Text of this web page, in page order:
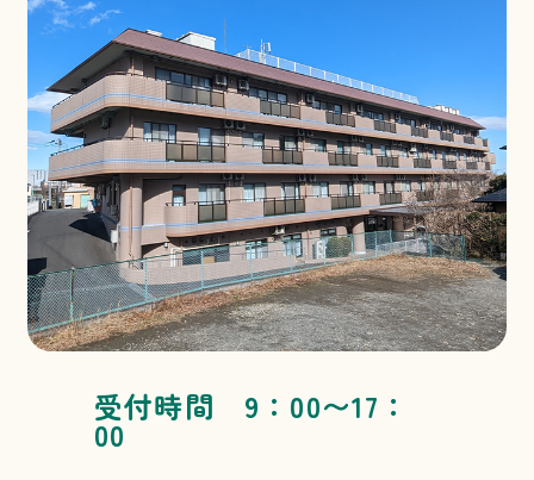
受付時間 9：00〜17：
00